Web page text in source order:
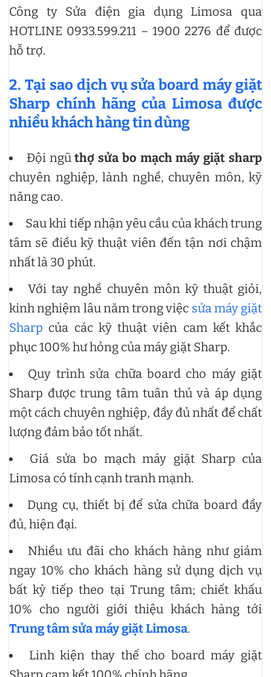
Công ty Sửa điện gia dụng Limosa qua
HOTLINE 0933.599.211 – 1900 2276 để được
hỗ trợ.
2. Tại sao dịch vụ sửa board máy giặt
Sharp chính hãng của Limosa được
nhiều khách hàng tin dùng
Đội ngũthợ sửa bo mạch máy giặt sharp
chuyên nghiệp, lành nghề, chuyên môn, kỹ
năng cao.
Sau khi tiếp nhận yêu cầu của khách trung
tâm sẽ điều kỹ thuật viên đến tận nơi chậm
nhất là 30 phút.
Với tay nghề chuyên môn kỹ thuật giỏi,
kinh nghiệm lâu năm trong việc sửa máy giặt
Sharp của các kỹ thuật viên cam kết khắc
phục 100% hư hỏng của máy giặt Sharp.
Quy trình sửa chữa board cho máy giặt
Sharp được trung tâm tuân thủ và áp dụng
một cách chuyên nghiệp, đầy đủ nhất để chất
lượng đảm bảo tốt nhất.
Giá sửa bo mạch máy giặt Sharp của
Limosa có tính cạnh tranh mạnh.
Dụng cụ, thiết bị để sửa chữa board đầy
đủ, hiện đại.
Nhiều ưu đãi cho khách hàng như giảm
ngay 10% cho khách hàng sử dụng dịch vụ
bất kỳ tiếp theo tại Trung tâm; chiết khấu
10% cho người giới thiệu khách hàng tới
Trung tâm sửa máy giặt Limosa.
Linh kiện thay thế cho board máy giặt